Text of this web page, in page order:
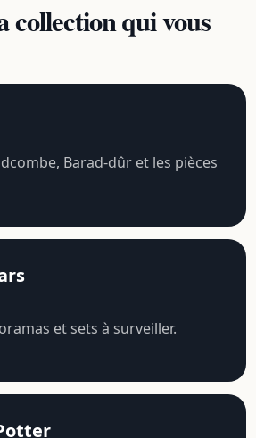
qui vous
Barad-dûr et les pièces
et sets à surveiller.